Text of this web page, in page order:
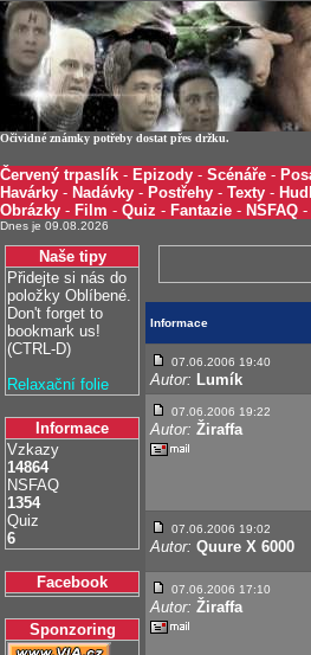
Očividné známky potřeby dostat přes držku.
Červený trpaslík - Epizody - Scénáře -
Havárky - Nadávky - Postřehy - Texty -
Obrázky - Film - Quiz - Fantazie - NSFAQ -
Dnes je 09.08.2026
Naše tipy
Přidejte si nás do
položky Oblíbené.
Don't forget to
bookmark us!
(CTRL-D)
Relaxační folie
Informace
Vzkazy
14864
NSFAQ
1354
Quiz
6
Facebook
Sponzoring
Informace
07.06.2006 19:40
Autor: Lumík
07.06.2006 19:22
Autor: Žiraffa
07.06.2006 19:02
Autor: Quure X 6000
07.06.2006 17:10
Autor: Žiraffa